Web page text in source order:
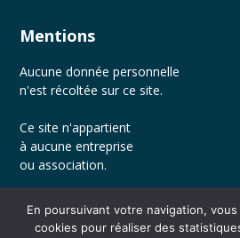
Mentions
Aucune donnée personnelle
n'est récoltée sur ce site.
Ce site n'appartient
à aucune entreprise
ou association.
En poursuivant votre navigation,
cookies pour réaliser des